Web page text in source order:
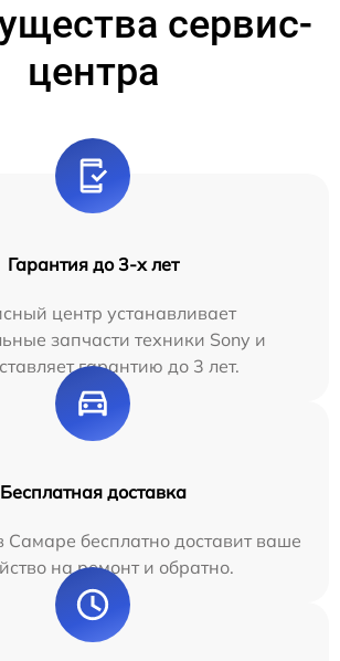
сервис-
центра
Гарантия до 3-х лет
центр устанавливает
запчасти техники Sony и
гарантию до 3 лет.
Бесплатная доставка
бесплатно доставит ваше
на ремонт и обратно.